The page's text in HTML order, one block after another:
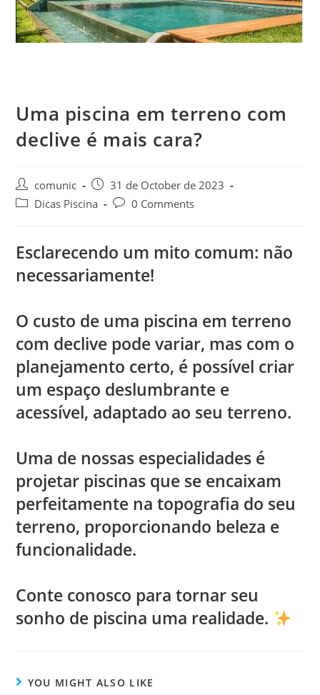
Uma piscina em terreno com
declive é mais cara?
comunic
31 de October de 2023
Dicas Piscina
0 Comments
Esclarecendo um mito comum: não
necessariamente!
O custo de uma piscina em terreno
com declive pode variar, mas com o
planejamento certo, é possível criar
um espaço deslumbrante e
acessível, adaptado ao seu terreno.
Uma de nossas especialidades é
projetar piscinas que se encaixam
perfeitamente na topografia do seu
terreno, proporcionando beleza e
funcionalidade.
Conte conosco para tornar seu
sonho de piscina uma realidade.
YOU MIGHT ALSO LIKE